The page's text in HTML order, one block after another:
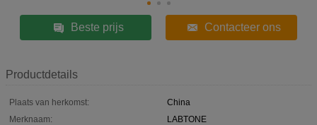
Beste prijs Contacteer ons
Productdetails
Plaats van herkomst:
China
Merknaam:
LABTONE